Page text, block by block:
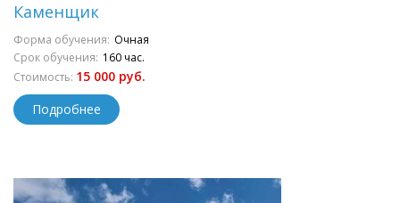
Каменщик
Форма обучения: Очная
Срок обучения: 160 час.
Стоимость: 15 000 руб.
Подробнее